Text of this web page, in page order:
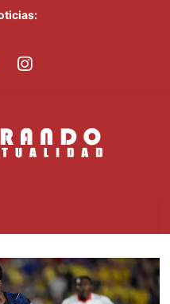
de presentar logros que no
de la Casa de
de vertedero en Cancino
de ciudadanos que